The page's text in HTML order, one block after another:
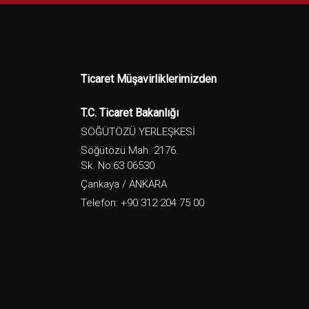
Ticaret Müşavirliklerimizden
T.C. Ticaret Bakanlığı
SÖĞÜTÖZÜ YERLEŞKESİ
Söğütözü Mah. 2176.
Sk. No:63 06530
Çankaya / ANKARA
Telefon: +90 312 204 75 00